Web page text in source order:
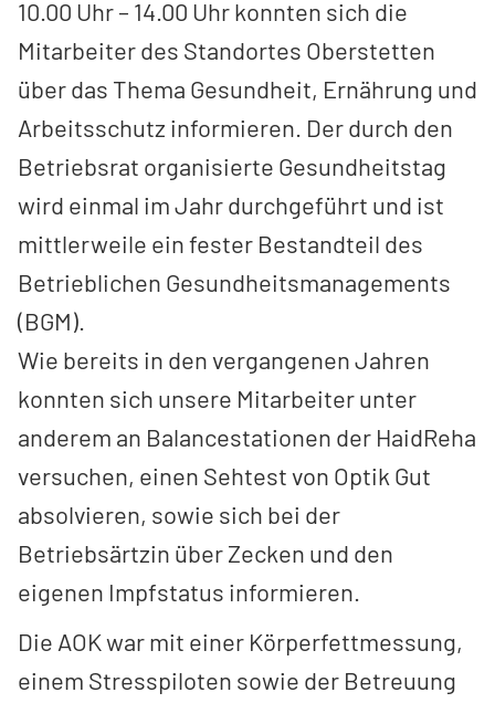
10.00 Uhr – 14.00 Uhr konnten sich die
Mitarbeiter des Standortes Oberstetten
über das Thema Gesundheit, Ernährung und
Arbeitsschutz informieren. Der durch den
Betriebsrat organisierte Gesundheitstag
wird einmal im Jahr durchgeführt und ist
mittlerweile ein fester Bestandteil des
Betrieblichen Gesundheitsmanagements
(BGM).
Wie bereits in den vergangenen Jahren
konnten sich unsere Mitarbeiter unter
anderem an Balancestationen der HaidReha
versuchen, einen Sehtest von Optik Gut
absolvieren, sowie sich bei der
Betriebsärtzin über Zecken und den
eigenen Impfstatus informieren.
Die AOK war mit einer Körperfettmessung,
einem Stresspiloten sowie der Betreuung